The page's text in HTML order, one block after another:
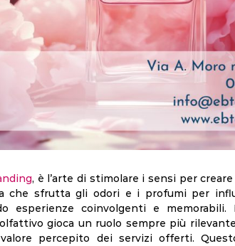
, è l’arte di stimolare i sensi per
che sfrutta gli odori e i profumi per
esperienze coinvolgenti e
gioca un ruolo sempre più
percepito dei servizi offerti.